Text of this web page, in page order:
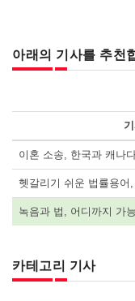
아래의 기사를 추천
이혼 소송, 한국과 캐나
헷갈리기 쉬운 법률용어
녹음과 법, 어디까지 가
카테고리 기사